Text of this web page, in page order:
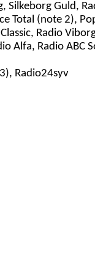
Silkeborg Guld,
Total (note 2),
Radio
Alfa, Radio ABC
Radio24syv